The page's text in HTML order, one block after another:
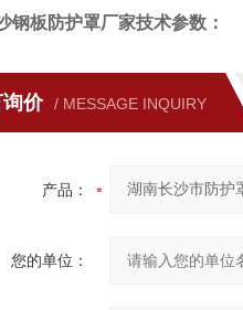
钢板防护罩厂家技术参数：
价 / MESSAGE INQUIRY
产品：
您的单位：